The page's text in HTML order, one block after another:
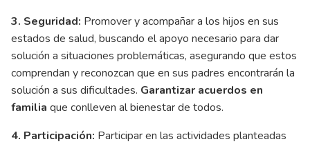
3. Seguridad: Promover y acompañar a los hijos en sus
estados de salud, buscando el apoyo necesario para dar
solución a situaciones problemáticas, asegurando que estos
comprendan y reconozcan que en sus padres encontrarán la
solución a sus dificultades. Garantizar acuerdos en
familia que conlleven al bienestar de todos.
4. Participación: Participar en las actividades planteadas